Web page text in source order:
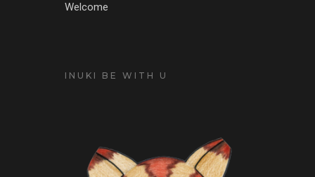
Welcome
INUKI BE WITH U